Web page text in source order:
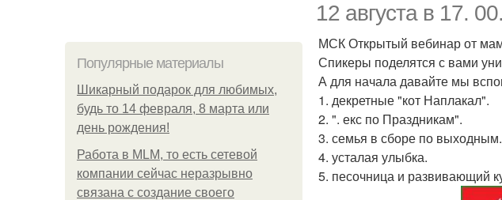
12 августа в 17. 00.
Популярные материалы
Шикарный подарок для любимых,
будь то 14 февраля, 8 марта или
день рождения!
Работа в MLM, то есть сетевой
компании сейчас неразрывно
связана с создание своего
МСК Открытый вебинар от
Спикеры поделятся с вами
А для начала давайте мы
1. декретные "кот Наплакал".
2. ". екс по Праздникам".
3. семья в сборе по выходным.
4. усталая улыбка.
5. песочница и развивающий